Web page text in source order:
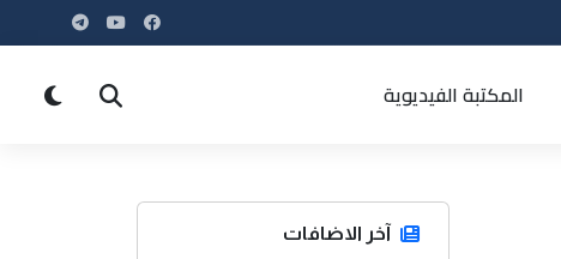
المكتبة الفيديوية
آخر الاضافات